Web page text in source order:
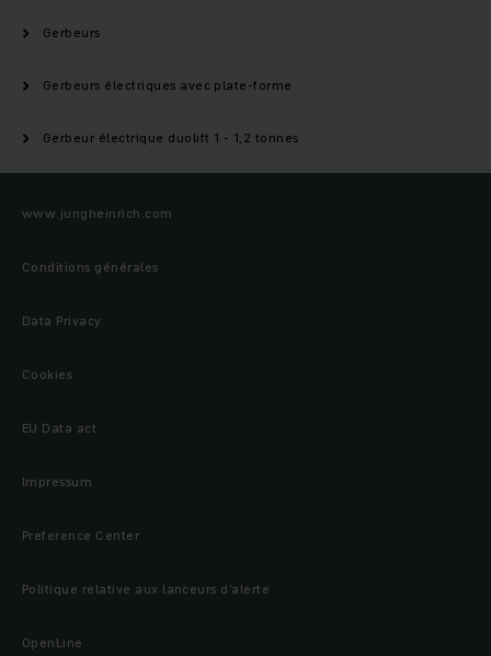
Gerbeurs
Gerbeurs électriques avec plate-forme
Gerbeur électrique duolift 1 - 1,2 tonnes
www.jungheinrich.com
Conditions générales
Data Privacy
Cookies
EU Data act
Impressum
Preference Center
Politique relative aux lanceurs d’alerte
OpenLine